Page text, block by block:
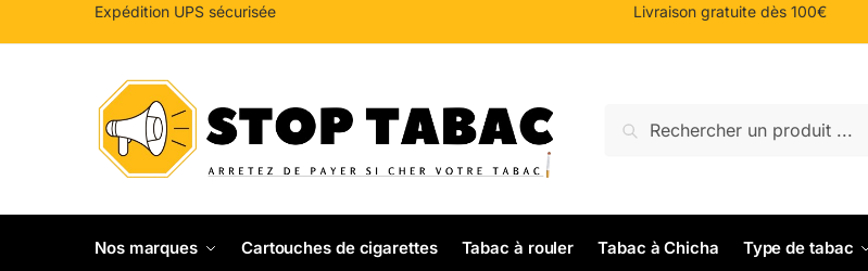
à
to
Expédition UPS sécurisée Livraison gratuite dès 100€
pour :
Nos marques Cartouches de cigarettes Tabac à rouler Tabac à Chicha Type de tabac